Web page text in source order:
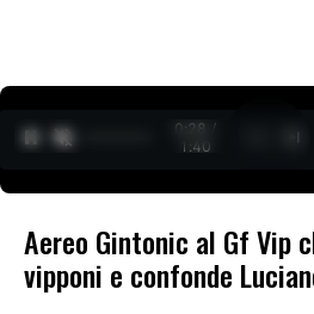
0:29 /
1:40
Aereo Gintonic al Gf Vip
vipponi e confonde